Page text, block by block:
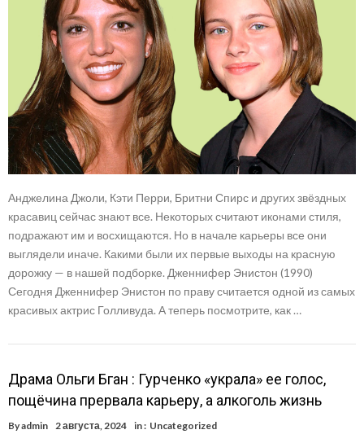
Анджелина Джоли, Кэти Перри, Бритни Спирс и других звёздных
красавиц сейчас знают все. Некоторых считают иконами стиля,
подражают им и восхищаются. Но в начале карьеры все они
выглядели иначе. Какими были их первые выходы на красную
дорожку — в нашей подборке. Дженнифер Энистон (1990)
Сегодня Дженнифер Энистон по праву считается одной из самых
красивых актрис Голливуда. А теперь посмотрите, как …
Драма Ольги Бган : Гурченко «украла» ее голос,
пощёчина прервала карьеру, а алкоголь жизнь
Byadmin 2 августа, 2024 in : Uncategorized